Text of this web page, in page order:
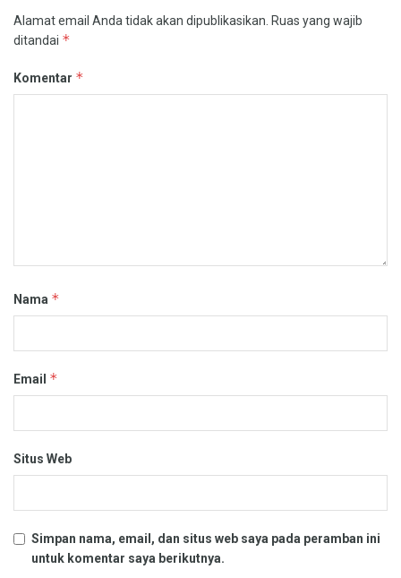
Alamat email Anda tidak akan dipublikasikan. Ruas yang wajib
ditandai *
Komentar *
Nama *
Email *
Situs Web
Simpan nama, email, dan situs web saya pada peramban ini
untuk komentar saya berikutnya.